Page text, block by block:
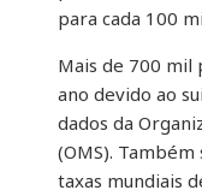
para cada 100
Mais de 700
ano devido ao
dados da
(OMS). Também
taxas mundiais